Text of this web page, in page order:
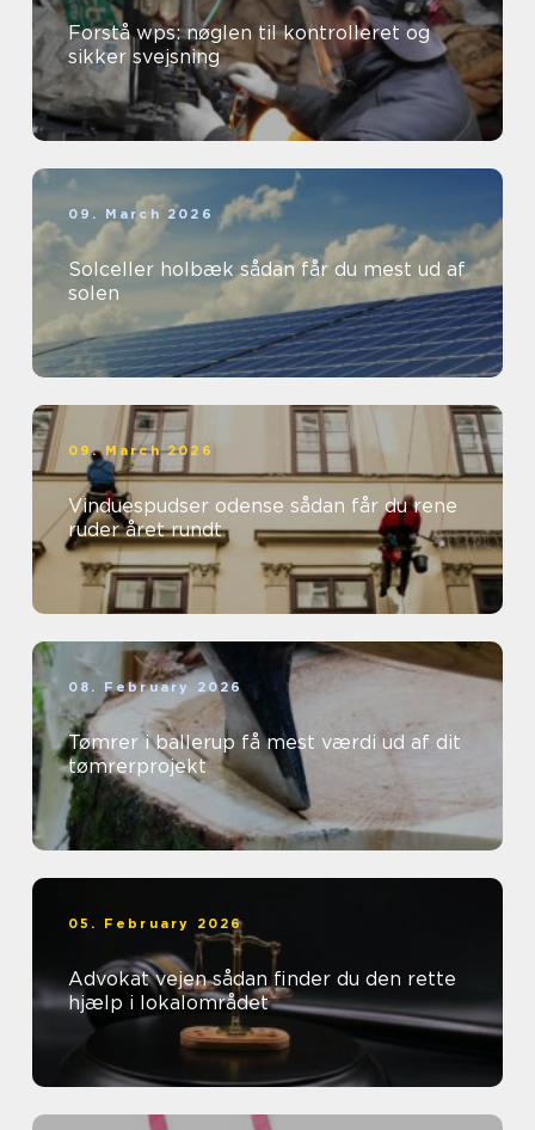
Forstå wps: nøglen til kontrolleret og
sikker svejsning
09. March 2026
Solceller holbæk sådan får du mest ud af
solen
09. March 2026
Vinduespudser odense sådan får du rene
ruder året rundt
08. February 2026
Tømrer i ballerup få mest værdi ud af dit
tømrerprojekt
05. February 2026
Advokat vejen sådan finder du den rette
hjælp i lokalområdet